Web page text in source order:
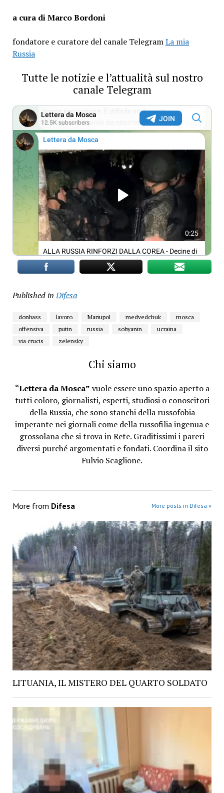
a cura di Marco Bordoni
fondatore e curatore del canale TelegramLa mia
Russia
Tutte le notizie e l’attualità sul nostro
canale Telegram
Published in Difesa
donbass lavoro Mariupol medvedchuk
mosca
offensiva
putin russia sobyanin
ucraina
via crucis
zelensky
Chi siamo
“Lettera da Mosca” vuole essere uno spazio aperto a
tutti coloro, giornalisti, esperti, studiosi o conoscitori
della Russia, che sono stanchi della russofobia
imperante nei giornali come della russofilia ingenua e
grossolana che si trova in Rete. Graditissimi i pareri
diversi purché argomentati e fondati. Coordina il sito
Fulvio Scaglione.
More from Difesa More posts in Difesa »
LITUANIA, IL MISTERO DEL QUARTO SOLDATO